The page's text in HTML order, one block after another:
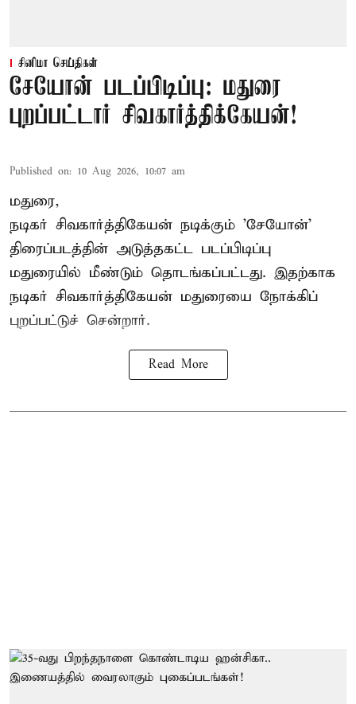
சினிமா செய்திகள்
சேயோன் படப்பிடிப்பு: மதுரை
புறப்பட்டார் சிவகார்த்திக்கேயன்!
Published on: 10 Aug 2026, 10:07 am
மதுரை,
நடிகர் சிவகார்த்திகேயன் நடிக்கும் 'சேயோன்'
திரைப்படத்தின் அடுத்தகட்ட படப்பிடிப்பு
மதுரையில் மீண்டும் தொடங்கப்பட்டது. இதற்காக
நடிகர் சிவகார்த்திகேயன் மதுரையை நோக்கிப்
புறப்பட்டுச் சென்றார்.
Read More